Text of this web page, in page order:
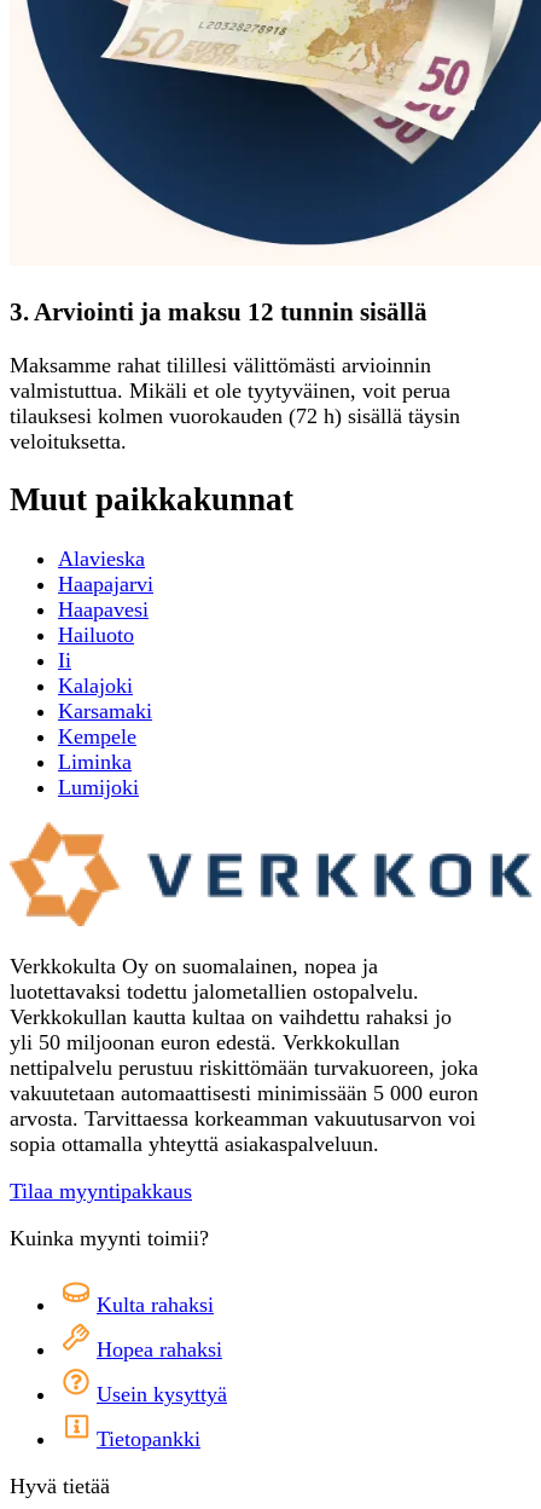
3. Arviointi ja maksu 12 tunnin sisällä
Maksamme rahat tilillesi välittömästi arvioinnin
valmistuttua. Mikäli et ole tyytyväinen, voit perua
tilauksesi kolmen vuorokauden (72 h) sisällä täysin
veloituksetta.
Muut paikkakunnat
Alavieska
Haapajarvi
Haapavesi
Hailuoto
Ii
Kalajoki
Karsamaki
Kempele
Liminka
Lumijoki
Verkkokulta Oy on suomalainen, nopea ja
luotettavaksi todettu jalometallien ostopalvelu.
Verkkokullan kautta kultaa on vaihdettu rahaksi jo
yli 50 miljoonan euron edestä. Verkkokullan
nettipalvelu perustuu riskittömään turvakuoreen, joka
vakuutetaan automaattisesti minimissään 5 000 euron
arvosta. Tarvittaessa korkeamman vakuutusarvon voi
sopia ottamalla yhteyttä asiakaspalveluun.
Tilaa myyntipakkaus
Kuinka myynti toimii?
Kulta rahaksi
Hopea rahaksi
Usein kysyttyä
Tietopankki
Hyvä tietää